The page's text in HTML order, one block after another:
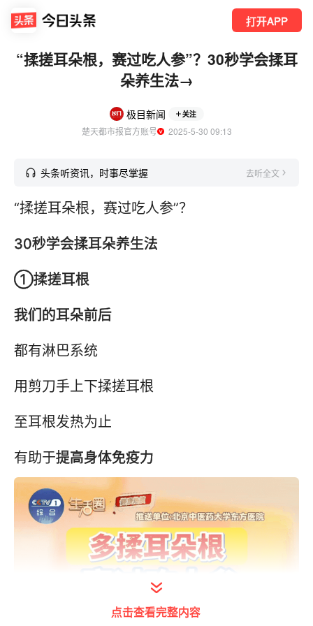
打开APP
“揉搓耳朵根，赛过吃人参”？30秒学会揉耳
朵养生法→
极目新闻 关注
楚天都市报官方账号
  2025-5-30 09:13
头条听资讯，时事尽掌握 去听全文
“揉搓耳朵根，赛过吃人参”？
30秒学会揉耳朵养生法
①揉搓耳根
我们的耳朵前后
都有淋巴系统
用剪刀手上下揉搓耳根
至耳根发热为止
有助于提高身体免疫力
点击查看完整内容